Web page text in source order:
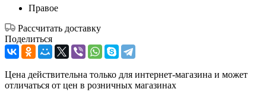
Правое
Рассчитать доставку
Поделиться
Цена действительна только для интернет-магазина и может
отличаться от цен в розничных магазинах